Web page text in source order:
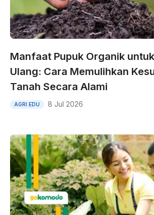
Manfaat Pupuk Organik
Ulang: Cara Memulihkan
Tanah Secara Alami
AGRI EDU 8 Jul 2026